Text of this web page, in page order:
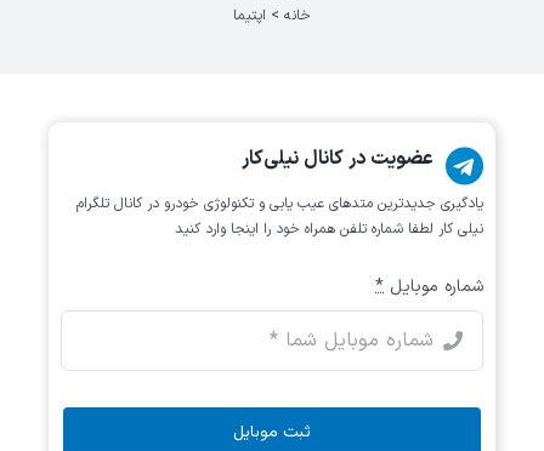
خانه > اپتیما
عضویت در کانال نیلی‌کار
یادگیری جدیدترین متد‌های عیب یابی‌ و تکنولوژی خودرو در کانال تلگرام
نیلی کار لطفا شماره تلفن همراه خود را اینجا وارد کنید
شماره موبایل *
ثبت موبایل